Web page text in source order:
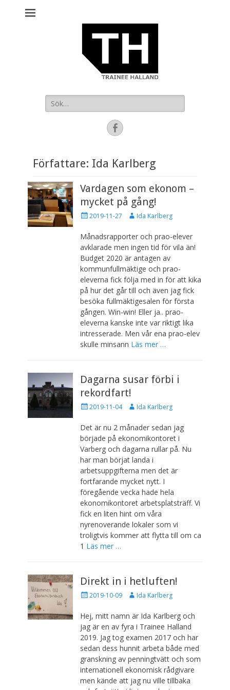
Sök
efter:
Facebook
Författare: Ida Karlberg
Vardagen som ekonom –
mycket på gång!
P
b
i
c
e
r
a
d
e
n
2019-11-27
F
r
a
t
t
a
r
e
Ida Karlberg
Månadsrapporter och prao-elever
avklarade men ingen tid för vila än!
Budget 2020 är antagen av
kommunfullmäktige och prao-
eleverna fick följa med in för att kika
på hur det går till och även jag fick
besöka fullmäktigesalen för första
gången. Win-win! Eller ja.. prao-
eleverna kanske inte var riktigt lika
intresserade. Men vår ena prao-elev
skulle minsann Läs mer …
Dagarna susar förbi i
rekordfart!
P
b
l
i
c
e
r
a
d
e
n
2019-11-04
F
r
a
t
t
a
r
e
Ida Karlberg
Det är nu 2 månader sedan jag
började på ekonomikontoret i
Varberg och dagarna rullar på. Nu
har man börjat landa i
arbetsuppgifterna men det är
fortfarande mycket nytt. I
föregående vecka hade hela
ekonomikontoret arbetsplatsträff. Vi
fick en liten hint om våra
nyrenoverande lokaler som vi
troligtvis kommer att flytta till om ca
1 Läs mer …
Direkt in i hetluften!
P
b
l
i
c
e
r
a
d
2019-10-09
F
r
a
t
t
a
r
e
Ida Karlberg
Hej, mitt namn är Ida Karlberg och
jag är en av fyra i Trainee Halland
2019. Jag tog examen 2017 och har
sedan dess hunnit arbeta både med
granskning av penningtvätt och som
internationell ekonomisk rådgivare
men kände att jag nu ville tillbaka